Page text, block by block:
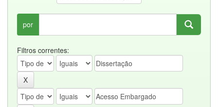
por
Filtros correntes: